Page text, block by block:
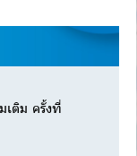
ติม ครั้งที่